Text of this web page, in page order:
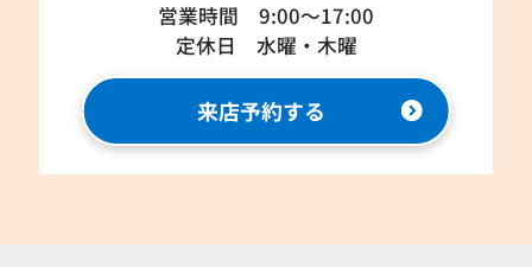
営業時間 9:00～17:00
定休日 水曜・木曜
来店予約する